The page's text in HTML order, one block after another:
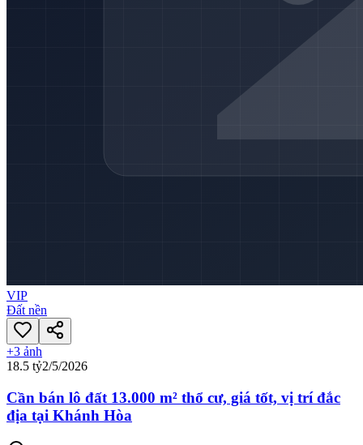
VIP
Đất nền
+3 ảnh
18.5 tỷ2/5/2026
Cần bán lô đất 13.000 m² thổ cư, giá tốt, vị trí đắc
địa tại Khánh Hòa